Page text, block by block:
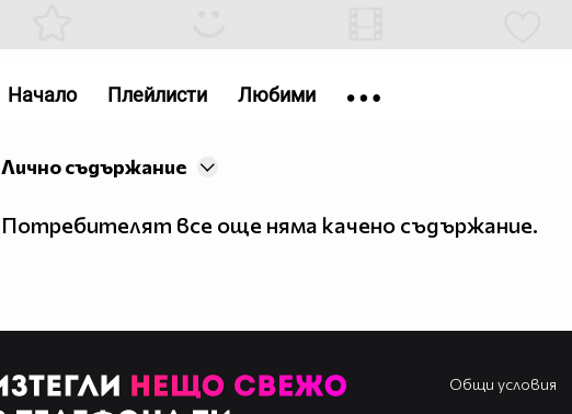
Лично съдържание
Потребителят все още няма качено съдържание.
Начало Плейлисти Любими
Общи условия